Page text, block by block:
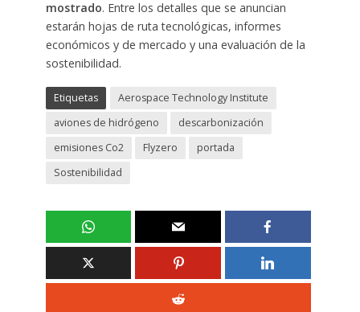
mostrado. Entre los detalles que se anuncian
estarán hojas de ruta tecnológicas, informes
económicos y de mercado y una evaluación de la
sostenibilidad.
Etiquetas
Aerospace Technology Institute
aviones de hidrógeno
descarbonización
emisiones Co2
Flyzero
portada
Sostenibilidad